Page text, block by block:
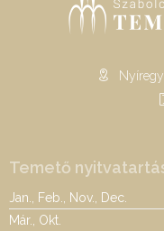
Temető
Jan., Feb., Nov., Dec.
Már., Okt.